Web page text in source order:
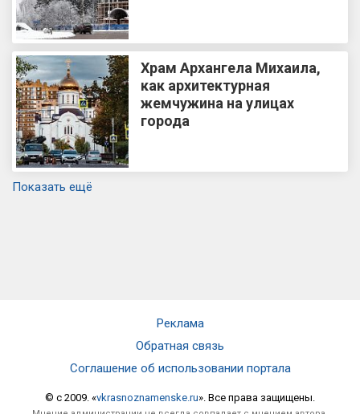
Храм Архангела Михаила,
как архитектурная
жемчужина на улицах
города
Показать ещё
Реклама
Обратная связь
Соглашение об использовании портала
© c 2009. «vkrasnoznamenske.ru». Все права защищены.